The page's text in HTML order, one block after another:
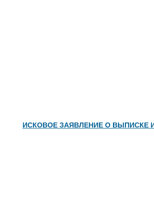
ИСКОВОЕ ЗАЯВЛЕНИЕ О ВЫПИСКЕ